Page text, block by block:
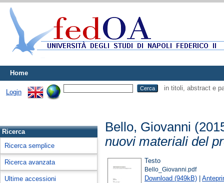
Home
Login
in titoli, abstract e
Ricerca
Ricerca semplice
Ricerca avanzata
Ultime accessioni
Bello, Giovanni
nuovi materiali del
Testo
Bello_Giovanni.pdf
Download (949kB) |